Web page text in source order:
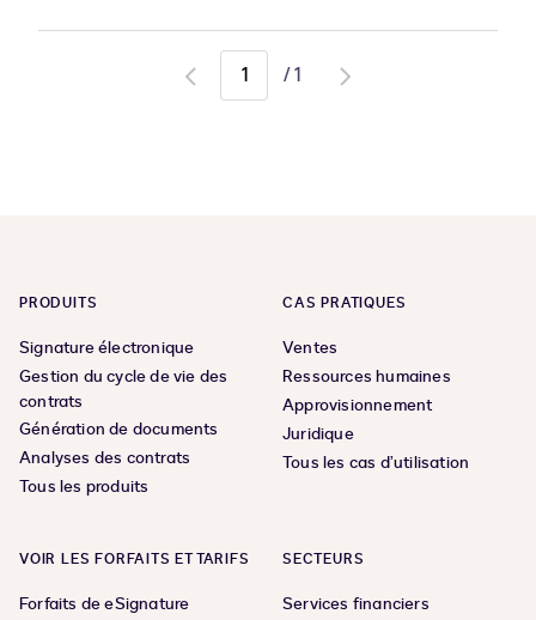
Go
/1
Go
PRODUITS
Signature électronique
Gestion du cycle de vie des
contrats
Génération de documents
Analyses des contrats
Tous les produits
CAS PRATIQUES
Ventes
Ressources humaines
Approvisionnement
Juridique
Tous les cas d’utilisation
VOIR LES FORFAITS ET TARIFS
Forfaits de eSignature
SECTEURS
Services financiers